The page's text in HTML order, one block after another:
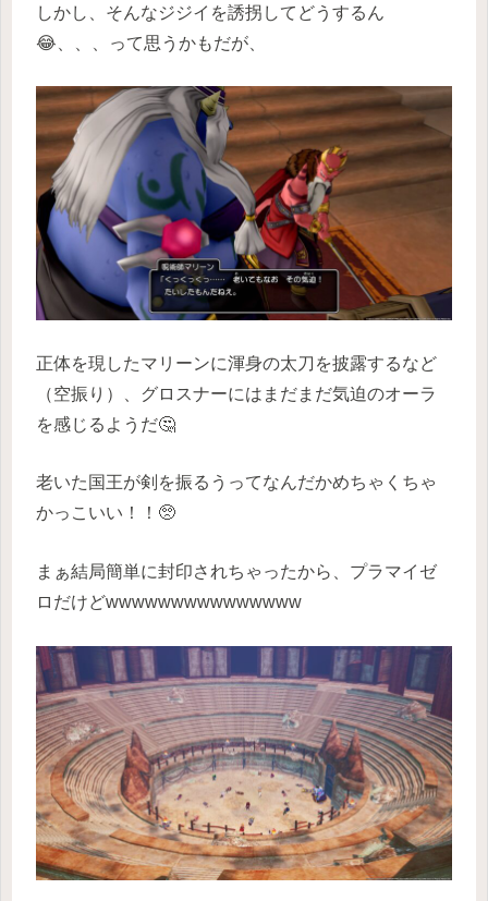
しかし、そんなジジイを誘拐してどうするん
😂、、、って思うかもだが、
正体を現したマリーンに渾身の太刀を披露するなど
（空振り）、グロスナーにはまだまだ気迫のオーラ
を感じるようだ🤔
老いた国王が剣を振るうってなんだかめちゃくちゃ
かっこいい！！🥺
まぁ結局簡単に封印されちゃったから、プラマイゼ
ロだけどwwwwwwwwwwwwwww